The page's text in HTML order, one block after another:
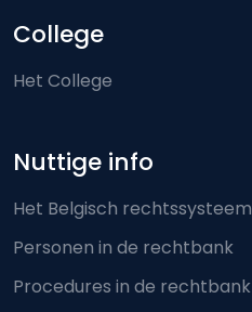
College
Het College
Nuttige info
Het Belgisch rechtssysteem
Personen in de rechtbank
Procedures in de rechtbank